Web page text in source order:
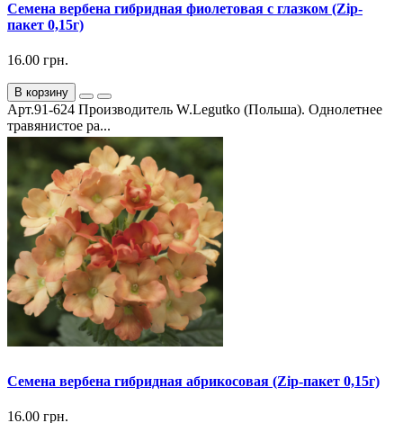
Семена вербена гибридная фиолетовая с глазком (Zip-
пакет 0,15г)
16.00 грн.
В корзину
Арт.91-624 Производитель W.Legutko (Польша). Однолетнее
травянистое ра...
Семена вербена гибридная абрикосовая (Zip-пакет 0,15г)
16.00 грн.